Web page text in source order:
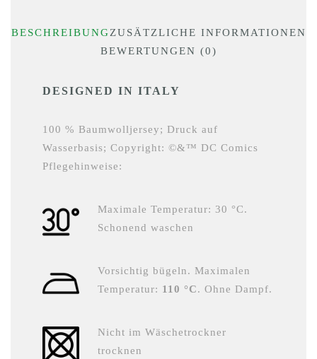
BESCHREIBUNGZUSÄTZLICHE INFORMATIONEN
BEWERTUNGEN (0)
DESIGNED IN ITALY
100 % Baumwolljersey; Druck auf
Wasserbasis; Copyright: ©&™ DC Comics
Pflegehinweise:
Maximale Temperatur: 30 °C.
Schonend waschen
Vorsichtig bügeln. Maximalen
Temperatur: 110 °C. Ohne Dampf.
Nicht im Wäschetrockner
trocknen